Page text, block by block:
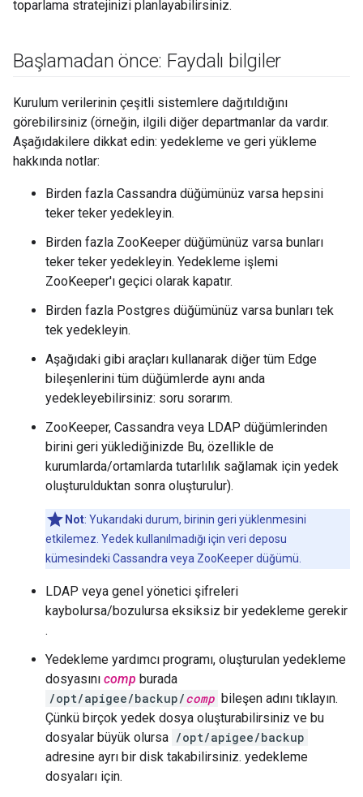
toparlama stratejinizi planlayabilirsiniz.
Başlamadan önce: Faydalı bilgiler
Kurulum verilerinin çeşitli sistemlere dağıtıldığını
görebilirsiniz (örneğin, ilgili diğer departmanlar da vardır.
Aşağıdakilere dikkat edin: yedekleme ve geri yükleme
hakkında notlar:
Birden fazla Cassandra düğümünüz varsa hepsini
teker teker yedekleyin.
Birden fazla ZooKeeper düğümünüz varsa bunları
teker teker yedekleyin. Yedekleme işlemi
ZooKeeper'ı geçici olarak kapatır.
Birden fazla Postgres düğümünüz varsa bunları tek
tek yedekleyin.
Aşağıdaki gibi araçları kullanarak diğer tüm Edge
bileşenlerini tüm düğümlerde aynı anda
yedekleyebilirsiniz: soru sorarım.
ZooKeeper, Cassandra veya LDAP düğümlerinden
birini geri yüklediğinizde Bu, özellikle de
kurumlarda/ortamlarda tutarlılık sağlamak için yedek
oluşturulduktan sonra oluşturulur).
Not: Yukarıdaki durum, birinin geri yüklenmesini
etkilemez. Yedek kullanılmadığı için veri deposu
kümesindeki Cassandra veya ZooKeeper düğümü.
LDAP veya genel yönetici şifreleri
kaybolursa/bozulursa eksiksiz bir yedekleme gerekir
.
Yedekleme yardımcı programı, oluşturulan yedekleme
dosyasını comp burada
/opt/apigee/backup/comp bileşen adını tıklayın.
Çünkü birçok yedek dosya oluşturabilirsiniz ve bu
dosyalar büyük olursa /opt/apigee/backup
adresine ayrı bir disk takabilirsiniz. yedekleme
dosyaları için.